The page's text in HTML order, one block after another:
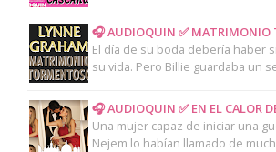
🎧 AUDIOQUIN ✅ MATRIMONIO
El día de su boda debería haber
su vida. Pero Billie guardaba un
🎧 AUDIOQUIN ✅ EN EL CALOR
Una mujer capaz de iniciar una
Nejem lo habían llamado de